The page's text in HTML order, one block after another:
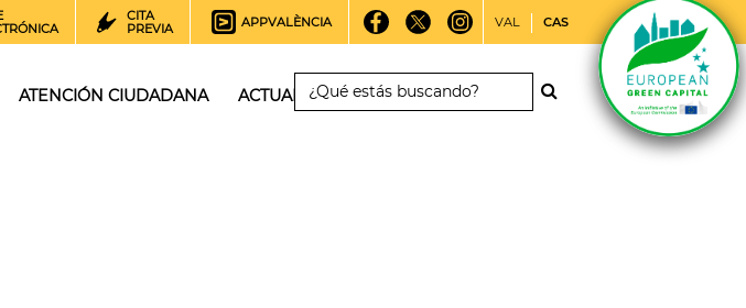
CITA
PREVIA
APPVALÈNCIA VAL CAS
ATENCIÓN CIUDADANA ACTUALIDAD